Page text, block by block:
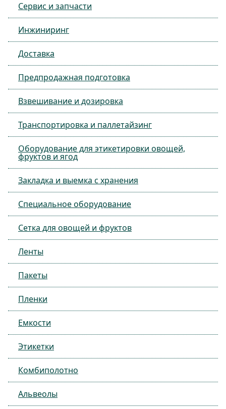
Сервис и запчасти
Инжиниринг
Доставка
Предпродажная подготовка
Взвешивание и дозировка
Транспортировка и паллетайзинг
Оборудование для этикетировки овощей,
фруктов и ягод
Закладка и выемка с хранения
Специальное оборудование
Сетка для овощей и фруктов
Ленты
Пакеты
Пленки
Емкости
Этикетки
Комбиполотно
Альвеолы